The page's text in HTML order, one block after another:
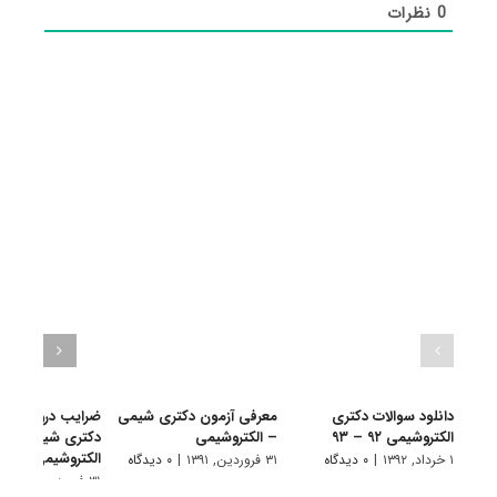
0نظرات
دانلود سوالات دکتری
الکتروشیمی ۹۲ – ۹۳
۱ خرداد, ۱۳۹۲ | ۰ دیدگاه
معرفی آزمون دکتری شیمی
– الکتروشیمی
۳۱ فروردین, ۱۳۹۱ | ۰ دیدگاه
ضرایب دروس
دکتری شیمی –
الکتروشیمی
۳۱ فروردین, ۱۳۹۱